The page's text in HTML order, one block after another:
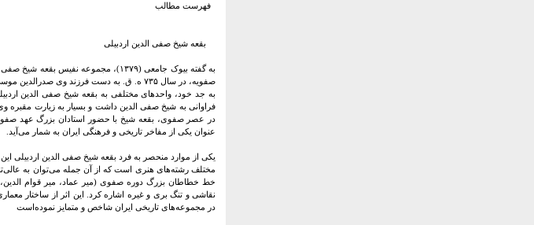
فهرست مطالب
بقعه شیخ صفی الدین اردبیلی
به گفته بیوک جامعی (۱۳۷۹)، مجموعه
صفویه، در سال ۷۳۵ ه. ق. به دست فرزند وی
به جد خود، واحدهای مختلفی به بقعه شیخ صفی الدین
فراوانی به شیخ صفی الدین داشت و بسیار به زیارت مقبره
در عصر صفوی، بقعه شیخ با حضور استادان بزرگ عهد
عنوان یکی از مفاخر تاریخی و فرهنگی ایران به شمار می‌آید.
یکی از موارد منحصر به فرد بقعه شیخ صفی الدین اردبیلی
مختلف رشته‌های هنری است که از آن جمله می‌توان به
خط خطاطان بزرگ دوره صفوی (میر عماد، میر قوام الدین،
نقاشی و تنگ بری و غیره اشاره کرد. این اثر از ساختار
در مجموعه‌های تاریخی ایران شاخص و متمایز نموده‌است